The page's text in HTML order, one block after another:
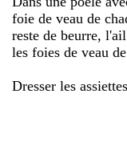
foie de veau de
reste de beurre,
les foies de veau
Dresser les